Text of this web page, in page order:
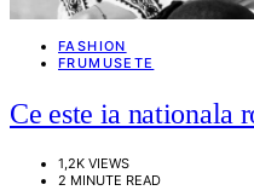
FASHION
FRUMUSETE
Ce este ia nationala
1,2K VIEWS
2 MINUTE READ